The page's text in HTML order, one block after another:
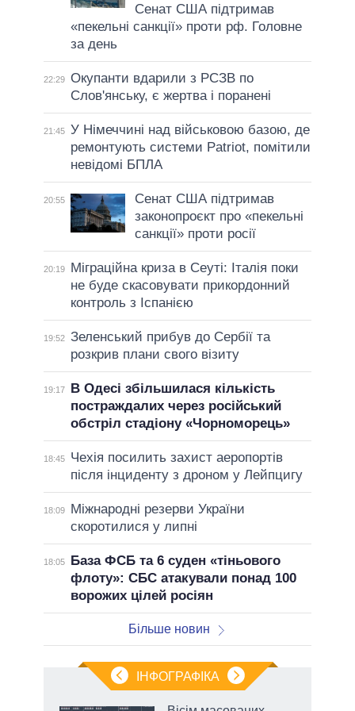
Сенат США підтримав
«пекельні санкції» проти рф. Головне
за день
22:29 Окупанти вдарили з РСЗВ по
Слов'янську, є жертва і поранені
21:45 У Німеччині над військовою базою, де
ремонтують системи Patriot, помітили
невідомі БПЛА
20:55
Сенат США підтримав
законопроєкт про «пекельні
санкції» проти росії
20:19
Міграційна криза в Сеуті: Італія поки
не буде скасовувати прикордонний
контроль з Іспанією
19:52 Зеленський прибув до Сербії та
розкрив плани свого візиту
19:17
В Одесі збільшилася кількість
постраждалих через російський
обстріл стадіону «Чорноморець»
18:45
Чехія посилить захист аеропортів
після інциденту з дроном у Лейпцигу
18:09
Міжнародні резерви України
скоротилися у липні
18:05
База ФСБ та 6 суден «тіньового
флоту»: СБС атакували понад 100
ворожих цілей росіян
Більше новин
ІНФОГРАФІКА